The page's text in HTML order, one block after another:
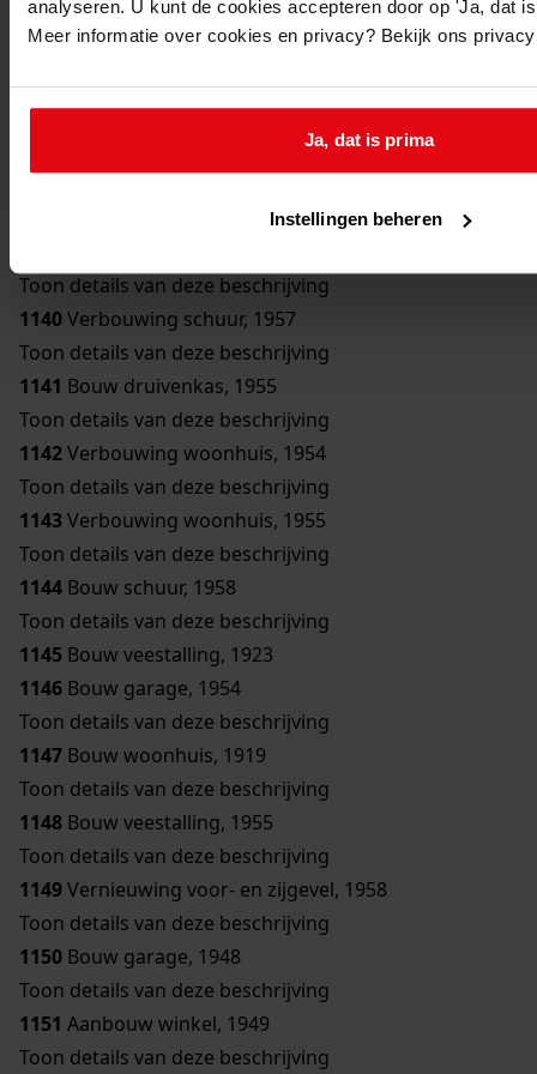
analyseren. U kunt de cookies accepteren door op 'Ja, dat
Meer informatie over cookies en privacy? Bekijk ons
Ja, dat is prima
Instellingen beheren
Toon details van deze beschrijving
1136Bouw bergplaats, 1950
Toon details van deze beschrijving
1137Bouw schuur, 1951
Toon details van deze beschrijving
Toon details van deze beschrijving
Toon details van deze beschrijving
1140Verbouwing schuur, 1957
Toon details van deze beschrijving
1141 Bouw druivenkas, 1955
Toon details van deze beschrijving
1142Verbouwing woonhuis, 1954
Toon details van deze beschrijving
1143Verbouwing woonhuis, 1955
Toon details van deze beschrijving
1144 Bouw schuur, 1958
Toon details van deze beschrijving
1145 Bouw veestalling, 1923
1146 Bouw garage, 1954
Toon details van deze beschrijving
1147 Bouw woonhuis, 1919
Toon details van deze beschrijving
1148 Bouw veestalling, 1955
Toon details van deze beschrijving
1149Vernieuwing voor- en zijgevel, 1958
Toon details van deze beschrijving
1150 Bouw garage, 1948
Toon details van deze beschrijving
1151 Aanbouw winkel, 1949
Toon details van deze beschrijving